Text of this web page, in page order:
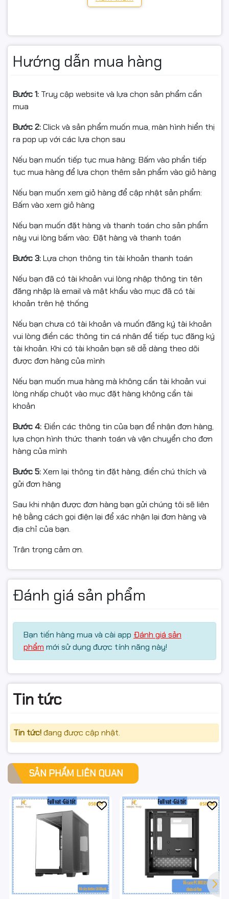
main hoặc hub/điều khiển ARGB tương thích.
PC văn phòng, học sinh – sinh viên
Build gaming tầm trung/entry
Dựng máy nhỏ gọn, ưu tiên thẩm mỹ & chi phí hợp lý
📦 Cam kết từ Ngọc Thọ Computer
Hàng Xigmatek chính hãng – Mới 100%
Xuất hóa đơn VAT đầy đủ
Đóng gói chắc chắn – giao hàng toàn quốc – tư vấn
lắp đặt tận tâm
#XigmatekMYX3F #CasePC #CaseGaming #MicroATX
#ITX #ARGB #TemperedGlass #FullVAT
#NgocThoComputer
Hướng dẫn mua hàng
Bước 1: Truy cập website và lựa chọn sản phẩm cần
mua
Bước 2:Click và sản phẩm muốn mua, màn hình hiển thị
ra pop up với các lựa chọn sau
Nếu bạn muốn tiếp tục mua hàng: Bấm vào phần tiếp
tục mua hàng để lựa chọn thêm sản phẩm vào giỏ hàng
Nếu bạn muốn xem giỏ hàng để cập nhật sản phẩm:
Bấm vào xem giỏ hàng
Nếu bạn muốn đặt hàng và thanh toán cho sản phẩm
này vui lòng bấm vào: Đặt hàng và thanh toán
Bước 3:Lựa chọn thông tin tài khoản thanh toán
Nếu bạn đã có tài khoản vui lòng nhập thông tin tên
đăng nhập là email và mật khẩu vào mục đã có tài
khoản trên hệ thống
Nếu bạn chưa có tài khoản và muốn đăng ký tài khoản
vui lòng điền các thông tin cá nhân để tiếp tục đăng ký
tài khoản. Khi có tài khoản bạn sẽ dễ dàng theo dõi
được đơn hàng của mình
Nếu bạn muốn mua hàng mà không cần tài khoản vui
lòng nhấp chuột vào mục đặt hàng không cần tài
khoản
Bước 4: Điền các thông tin của bạn để nhận đơn hàng,
lựa chọn hình thức thanh toán và vận chuyển cho đơn
hàng của mình
Bước 5:Xem lại thông tin đặt hàng, điền chú thích và
gửi đơn hàng
Sau khi nhận được đơn hàng bạn gửi chúng tôi sẽ liên
hệ bằng cách gọi điện lại để xác nhận lại đơn hàng và
địa chỉ của bạn.
Trân trọng cảm ơn.
Đánh giá sản phẩm
Bạn tiến hàng mua và cài app Đánh giá sản
phẩm mới sử dụng được tính năng này!
Tin tức
Tin tức!đang được cập nhật.
SẢN PHẨM LIÊN QUAN